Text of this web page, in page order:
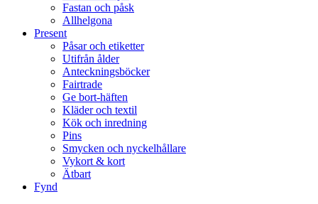
Fastan och påsk
Allhelgona
Present
Påsar och etiketter
Utifrån ålder
Anteckningsböcker
Fairtrade
Ge bort-häften
Kläder och textil
Kök och inredning
Pins
Smycken och nyckelhållare
Vykort & kort
Ätbart
Fynd